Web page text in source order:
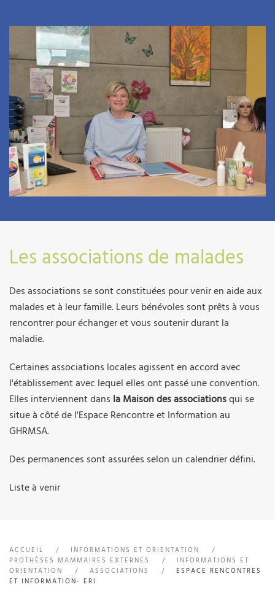
03 89 64 70 71
Les associations de malades
Des associations se sont constituées pour venir en aide aux
malades et à leur famille. Leurs bénévoles sont prêts à vous
rencontrer pour échanger et vous soutenir durant la
maladie.
Certaines associations locales agissent en accord avec
l'établissement avec lequel elles ont passé une convention.
Elles interviennent dans la Maison des associationsqui se
situe à côté de l'Espace Rencontre et Information au
GHRMSA.
Des permanences sont assurées selon un calendrier défini.
Liste à venir
ACCUEIL
INFORMATIONS ET ORIENTATION
PROTHÈSES MAMMAIRES EXTERNES
INFORMATIONS ET
ORIENTATION
ASSOCIATIONS
ESPACE RENCONTRES
ET INFORMATION- ERI